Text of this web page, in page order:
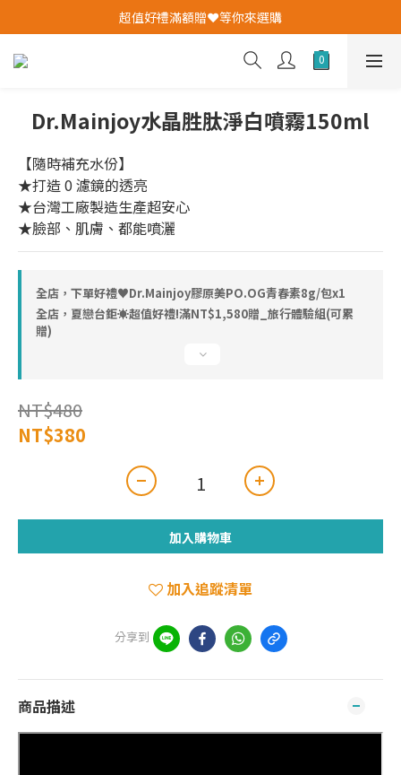
我愛爸爸★全館消費滿$528元免運費(活動至8/10)
超值好禮滿額贈❤️等你來選購
✨加入會員即送購物金✨
Dr.Mainjoy水晶胜肽淨白噴霧150ml
【隨時補充水份】
★打造 0 濾鏡的透亮
★台灣工廠製造生產超安心
★臉部、肌膚、都能噴灑
全店，下單好禮♥︎Dr.Mainjoy膠原美PO.OG青春素8g/包x1
全店，夏戀台鉅☀超值好禮!滿NT$1,580贈_旅行體驗組(可累
贈)
NT$480
NT$380
加入購物車
加入追蹤清單
分享到
商品描述